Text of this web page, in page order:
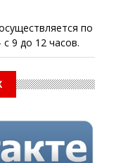
по
9 до 12 часов.